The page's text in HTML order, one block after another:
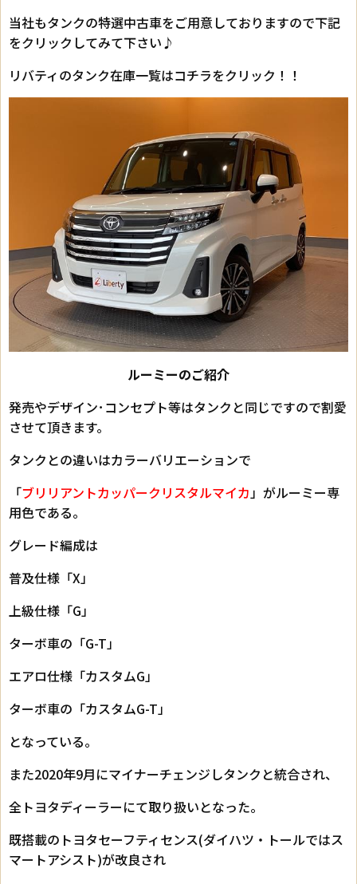
当社もタンクの特選中古車をご用意しておりますので下記
をクリックしてみて下さい♪
リバティのタンク在庫一覧はコチラをクリック！！
ルーミーのご紹介
発売やデザイン･コンセプト等はタンクと同じですので割愛
させて頂きます。
タンクとの違いはカラーバリエーションで
「ブリリアントカッパークリスタルマイカ」がルーミー専
用色である。
グレード編成は
普及仕様「X」
上級仕様「G」
ターボ車の「G-T」
エアロ仕様「カスタムG」
ターボ車の「カスタムG-T」
となっている。
また2020年9月にマイナーチェンジしタンクと統合され、
全トヨタディーラーにて取り扱いとなった。
既搭載のトヨタセーフティセンス(ダイハツ・トールではス
マートアシスト)が改良され